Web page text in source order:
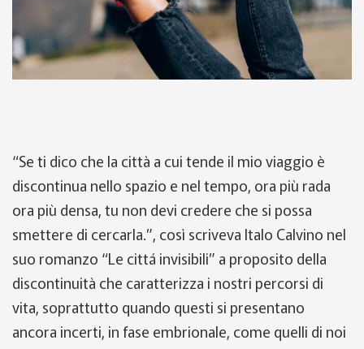
“Se ti dico che la città a cui tende il mio viaggio è
discontinua nello spazio e nel tempo, ora più rada
ora più densa, tu non devi credere che si possa
smettere di cercarla.”, così scriveva Italo Calvino nel
suo romanzo “Le cittá invisibili” a proposito della
discontinuità che caratterizza i nostri percorsi di
vita, soprattutto quando questi si presentano
ancora incerti, in fase embrionale, come quelli di noi